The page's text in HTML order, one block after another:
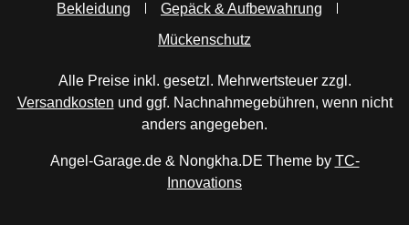
Bekleidung
Gepäck & Aufbewahrung
Mückenschutz
Alle Preise inkl. gesetzl. Mehrwertsteuer zzgl.
Versandkosten und ggf. Nachnahmegebühren, wenn nicht
anders angegeben.
Angel-Garage.de & Nongkha.DE Theme by TC-
Innovations